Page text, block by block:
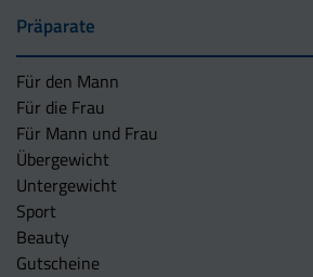
Präparate
Für den Mann
Für die Frau
Für Mann und Frau
Übergewicht
Untergewicht
Sport
Beauty
Gutscheine